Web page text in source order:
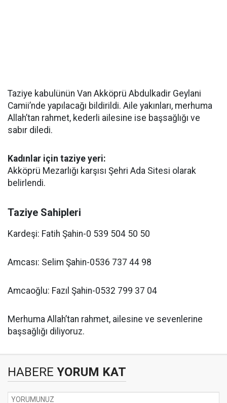
Taziye kabulünün Van Akköprü Abdulkadir Geylani
Camii’nde yapılacağı bildirildi. Aile yakınları, merhuma
Allah’tan rahmet, kederli ailesine ise başsağlığı ve
sabır diledi.
Kadınlar için taziye yeri:
Akköprü Mezarlığı karşısı Şehri Ada Sitesi olarak
belirlendi.
Taziye Sahipleri
Kardeşi: Fatih Şahin-0 539 504 50 50
Amcası: Selim Şahin-0536 737 44 98
Amcaoğlu: Fazıl Şahin-0532 799 37 04
Merhuma Allah’tan rahmet, ailesine ve sevenlerine
başsağlığı diliyoruz.
HABERE YORUM KAT